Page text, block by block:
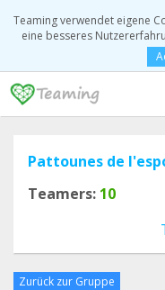
Teaming verwendet eigene
eine besseres
Pattounes de
Teamers: 10
Zurück zur Gruppe